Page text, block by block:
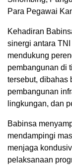
Para Pegawai
Kehadiran
sinergi antara
mendukung
pembangunan di
tersebut, dibahas
pembangunan
lingkungan, dan
Babinsa
mendampingi
menjaga
pelaksanaan